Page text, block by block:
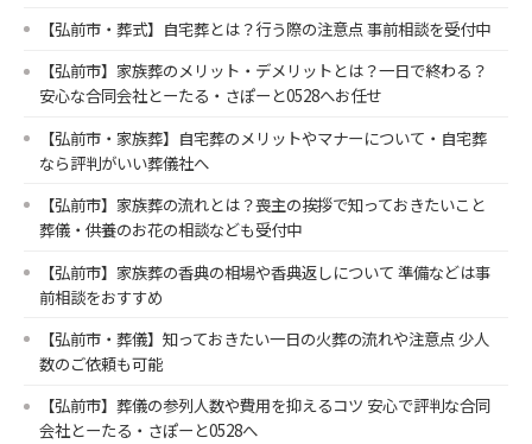
【弘前市・葬式】自宅葬とは？行う際の注意点 事前相談を受付中
【弘前市】家族葬のメリット・デメリットとは？一日で終わる？
安心な合同会社とーたる・さぽーと0528へお任せ
【弘前市・家族葬】自宅葬のメリットやマナーについて・自宅葬
なら評判がいい葬儀社へ
【弘前市】家族葬の流れとは？喪主の挨拶で知っておきたいこと
葬儀・供養のお花の相談なども受付中
【弘前市】家族葬の香典の相場や香典返しについて 準備などは事
前相談をおすすめ
【弘前市・葬儀】知っておきたい一日の火葬の流れや注意点 少人
数のご依頼も可能
【弘前市】葬儀の参列人数や費用を抑えるコツ 安心で評判な合同
会社とーたる・さぽーと0528へ